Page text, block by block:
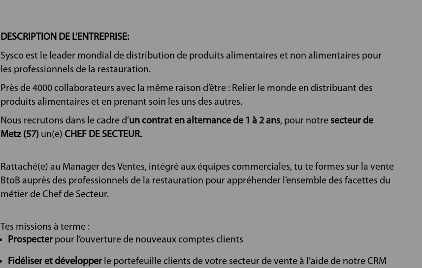
DESCRIPTION DE L'ENTREPRISE:
Sysco est le leader mondial de distribution de produits alimentaires et non alimentaires pour
les professionnels de la restauration.
Près de 4000 collaborateurs avec la même raison d’être : Relier le monde en distribuant des
produits alimentaires et en prenant soin les uns des autres.
Nous recrutons dans le cadre d’un contrat en alternance de 1 à 2 ans, pour notre secteur de
Metz (57)un(e) CHEF DE SECTEUR.
Rattaché(e) au Manager des Ventes, intégré aux équipes commerciales, tu te formes sur la vente
BtoB auprès des professionnels de la restauration pour appréhender l’ensemble des facettes du
métier de Chef de Secteur.
Tes missions à terme :
Prospecterpour l’ouverture de nouveaux comptes clients
Fidéliser et développerle portefeuille clients de votre secteur de vente à l’aide de notre CRM